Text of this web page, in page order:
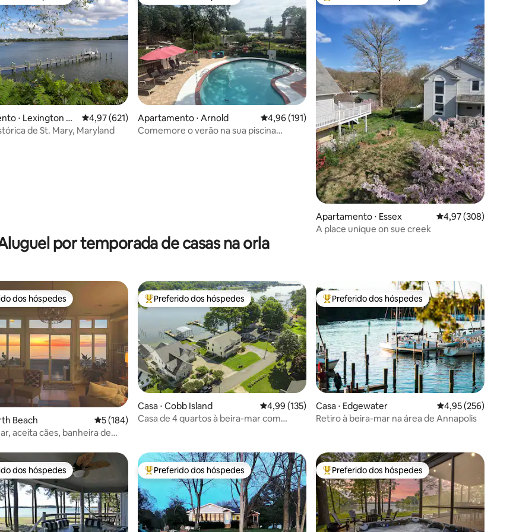
de 5, 248 avaliações
⋅ Lexington Pa
4,97 de uma avaliação média de 5, 621 avaliações
4,97 (621)
de St. Mary, Maryland
Apartamento ⋅ Arnold 4,96 de uma avaliação média de 5, 191 avaliações
4,96 (191)
Comemore o verão na sua piscina
Apartamento ⋅ Essex 4,97 de uma avaliação
4,97 (308)
A place unique on sue creek
por temporada de casas na orla
de 5, 134 avaliações
preferidos dos hóspedes
dos hóspedes
Beach 5 de uma avaliação média de 5, 184 avaliações
5 (184)
aceita cães, banheira de
Entre os melhores preferidos dos hóspedes
Preferido dos hóspedes
Casa ⋅ Cobb Island 4,99 de uma avaliação média de 5, 135 avaliações
4,99 (135)
Casa de 4 quartos à beira-mar com
Entre os melhores preferidos dos hóspedes
Preferido dos hóspedes
Casa ⋅ Edgewater 4,95 de uma avaliação
4,95 (256)
Retiro à beira-mar na área de Annapolis
preferidos dos hóspedes
dos hóspedes Entre os melhores preferidos dos hóspedes
Preferido dos hóspedes Entre os melhores preferidos dos hóspedes
Preferido dos hóspedes